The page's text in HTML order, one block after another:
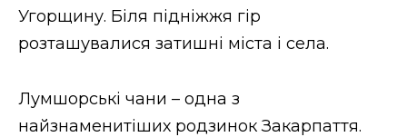
Угорщину. Біля підніжжя гір
розташувалися затишні міста і села.
Лумшорські чани – одна з
найзнаменитіших родзинок Закарпаття.